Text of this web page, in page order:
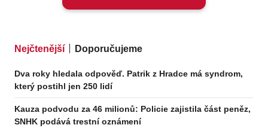
Nejčtenější Doporučujeme
Dva roky hledala odpověď. Patrik z Hradce má syndrom,
který postihl jen 250 lidí
Kauza podvodu za 46 milionů: Policie zajistila část peněz,
SNHK podává trestní oznámení